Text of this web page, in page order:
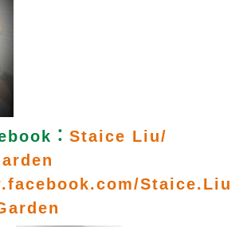
： Staice Liu/
Staice.Liu